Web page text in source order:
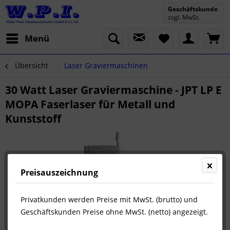
Menü
Geschäftskunde
zzgl. MwSt.
Übersicht Laser Graviermaschinen
30 Watt Laser Graviermaschine - JPT LP E
MOPA Faserlaser für Metall und
Kunststoff
Preisauszeichnung
Privatkunden werden Preise mit MwSt. (brutto) und
Geschäftskunden Preise ohne MwSt. (netto) angezeigt.